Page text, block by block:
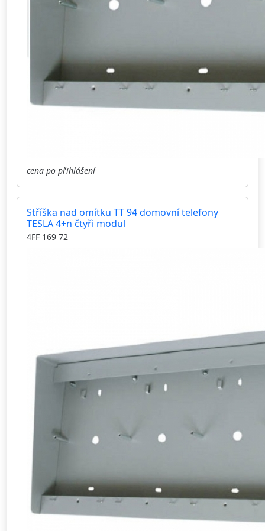
cena po přihlášení
Stříška nad omítku TT 94 domovní telefony
TESLA 4+n čtyři modul
4FF 169 72